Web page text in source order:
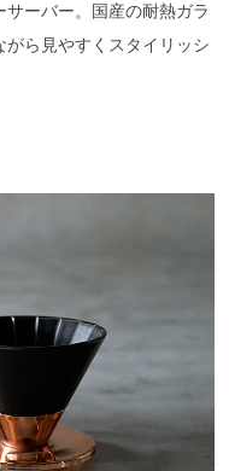
ーバー。国産の耐熱ガラ
ら見やすくスタイリッシ